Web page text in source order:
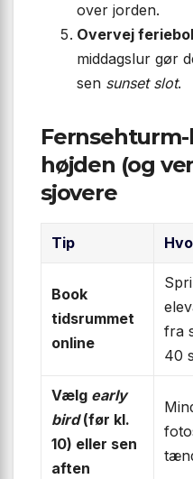
over jorden.
Overvej
middagslur gør
sen sunset slot.
højden (og
sjovere
Tip
Book
tidsrummet
online
fra
40
Vælg early
bird(før kl.
10) eller sen
aften